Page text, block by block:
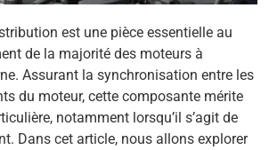
est une pièce essentielle au
de la majorité des moteurs à
Assurant la synchronisation entre les
du moteur, cette composante mérite
notamment lorsqu’il s’agit de
Dans cet article, nous allons explorer